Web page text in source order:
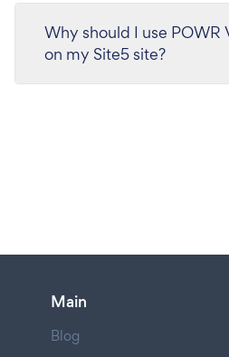
Why should I use POWR
on my Site5 site?
Main
Blog